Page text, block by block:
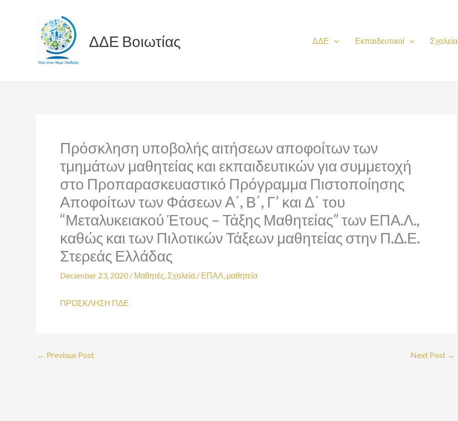
ΔΔΕ Βοιωτίας ΔΔΕ Εκπαιδευτικοί Σχολεία
Πρόσκληση υποβολής αιτήσεων αποφοίτων των
τμημάτων μαθητείας και εκπαιδευτικών για συμμετοχή
στο Προπαρασκευαστικό Πρόγραμμα Πιστοποίησης
Αποφοίτων των Φάσεων A΄, Β΄, Γ’ και Δ΄ του
“Μεταλυκειακού Έτους – Τάξης Μαθητείας” των ΕΠΑ.Λ.,
καθώς και των Πιλοτικών Τάξεων μαθητείας στην Π.Δ.Ε.
Στερεάς Ελλάδας
December 23, 2020 / Μαθητές, Σχολεία / ΕΠΑΛ, μαθητεία
ΠΡΟΣΚΛΗΣΗ ΠΔΕ
← Previous Post Next Post →